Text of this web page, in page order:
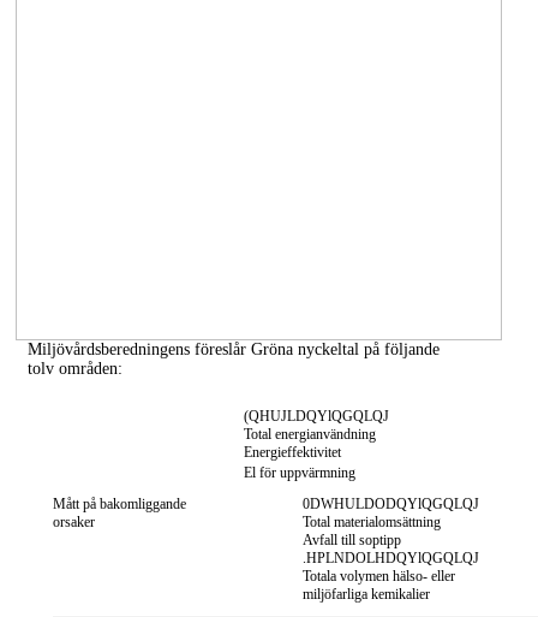
Miljövårdsberedningens föreslår Gröna nyckeltal på följande
tolv områden:
(QHUJLDQYlQGQLQJ
Total energianvändning
Energieffektivitet
El för uppvärmning
Mått på bakomliggande
0DWHULDODQYlQGQLQJ
orsaker
Total materialomsättning
Avfall till soptipp
.HPLNDOLHDQYlQGQLQJ
Totala volymen hälso- eller
miljöfarliga kemikalier